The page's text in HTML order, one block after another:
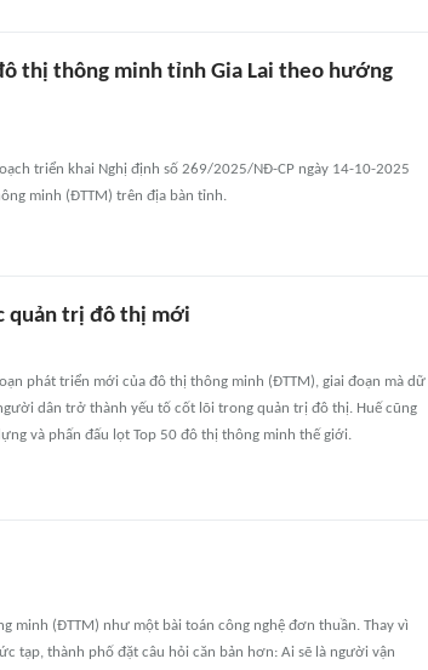
thị thông minh tỉnh Gia Lai theo hướng
triển khai Nghị định số 269/2025/NĐ-CP ngày 14-10-2025
minh (ĐTTM) trên địa bàn tỉnh.
quản trị đô thị mới
phát triển mới của đô thị thông minh (ĐTTM), giai đoạn mà dữ
dân trở thành yếu tố cốt lõi trong quản trị đô thị. Huế cũng
và phấn đấu lọt Top 50 đô thị thông minh thế giới.
minh (ĐTTM) như một bài toán công nghệ đơn thuần. Thay vì
tạp, thành phố đặt câu hỏi căn bản hơn: Ai sẽ là người vận